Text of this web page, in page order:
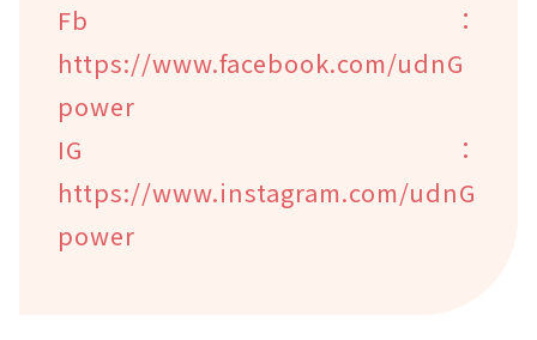
Fb：
https://www.facebook.com/udnG
power
IG：
https://www.instagram.com/udnG
power